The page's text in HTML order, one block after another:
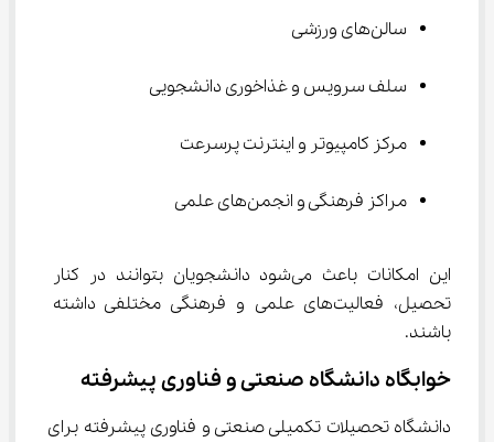
سالن‌های ورزشی
سلف سرویس و غذاخوری دانشجویی
مرکز کامپیوتر و اینترنت پرسرعت
مراکز فرهنگی و انجمن‌های علمی
این امکانات باعث می‌شود دانشجویان بتوانند در کنار
تحصیل، فعالیت‌های علمی و فرهنگی مختلفی داشته
باشند.
خوابگاه دانشگاه صنعتی و فناوری پیشرفته
دانشگاه تحصیلات تکمیلی صنعتی و فناوری پیشرفته برای